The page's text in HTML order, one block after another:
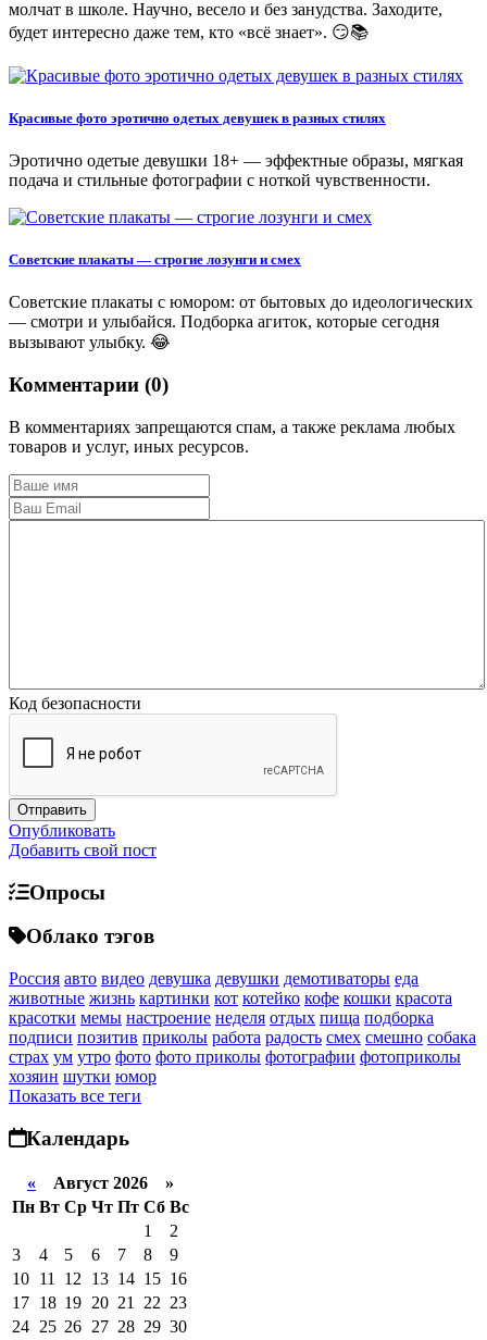
молчат в школе. Научно, весело и без занудства. Заходите,
будет интересно даже тем, кто «всё знает». 😏📚
Красивые фото эротично одетых девушек в разных стилях
Эротично одетые девушки 18+ — эффектные образы, мягкая
подача и стильные фотографии с ноткой чувственности.
Советские плакаты — строгие лозунги и смех
Советские плакаты с юмором: от бытовых до идеологических
— смотри и улыбайся. Подборка агиток, которые сегодня
вызывают улыбку. 😂
Комментарии (0)
В комментариях запрещаются спам, а также реклама любых
товаров и услуг, иных ресурсов.
Код безопасности
Опубликовать
Добавить свой пост
Опросы
Облако тэгов
Россия авто видео девушка девушки демотиваторы еда
животные жизнь картинки кот котейко кофе кошки красота
красотки мемы настроение неделя отдых пища подборка
подписи позитив приколы работа радость смех смешно собака
страх ум утро фото фото приколы фотографии фотоприколы
хозяин шутки юмор
Показать все теги
Календарь
« Август 2026 »
Пн Вт Ср Чт Пт Сб Вс
1
2
3
4 5 6 7 8
9
10 11 12 13 14 15 16
17 18 19 20 21 22 23
24 25 26 27 28 29 30